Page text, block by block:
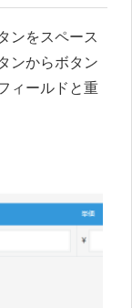
ンをスペース
ンからボタン
ィールドと重